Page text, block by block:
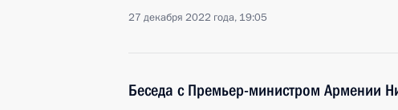
27 декабря 2022 года, 19:05
Беседа с Премьер-министром Армении